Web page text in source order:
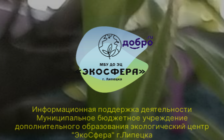
Информационная поддержка деятельности
Муниципальное бюджетное учреждение
дополнительного образования экологический центр
"ЭкоСфера" г.Липецка